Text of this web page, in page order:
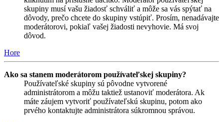
skupiny musí vašu žiadosť schváliť a môže sa vás spýtať na
dôvody, prečo chcete do skupiny vstúpiť. Prosím, nenadávajte
moderátorovi, pokiaľ vašej žiadosti nevyhovie. Má svoj
dôvod.
Hore
Ako sa stanem moderátorom používateľskej skupiny?
Používateľské skupiny sú pôvodne vytvorené
administrátorom a môžu taktiež ustanoviť moderátora. Ak
máte záujem vytvoriť používateľskú skupinu, potom ako
prvého kontaktujte administrátora súkromnou správou.